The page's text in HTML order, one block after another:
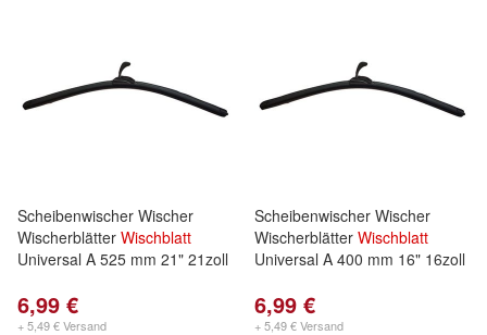
Scheibenwischer Wischer
Wischerblätter Wischblatt
Universal A 525 mm 21" 21zoll
6,99 €
+ 5,49 € Versand
Scheibenwischer Wischer
Wischerblätter Wischblatt
Universal A 400 mm 16" 16zoll
6,99 €
+ 5,49 € Versand